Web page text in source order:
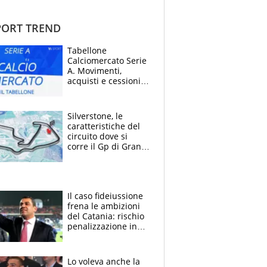
TREND
Tabellone
Calciomercato Serie
A. Movimenti,
acquisti e cessioni:
Silverstone, le
caratteristiche del
circuito dove si
corre il Gp di Gran
Il caso fideiussione
frena le ambizioni
del Catania: rischio
penalizzazione in
Lo voleva anche la